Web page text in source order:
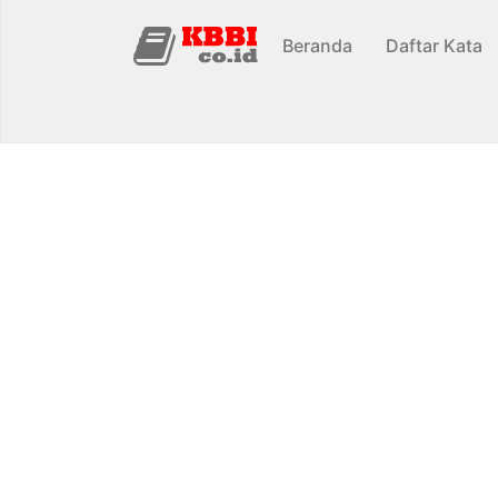
Beranda Daftar Kata